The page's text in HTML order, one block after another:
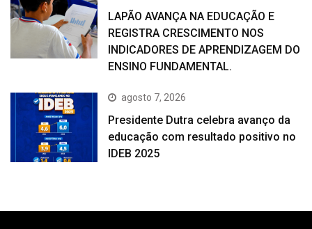
LAPÃO AVANÇA NA EDUCAÇÃO E
REGISTRA CRESCIMENTO NOS
INDICADORES DE APRENDIZAGEM DO
ENSINO FUNDAMENTAL.
agosto 7, 2026
Presidente Dutra celebra avanço da
educação com resultado positivo no
IDEB 2025